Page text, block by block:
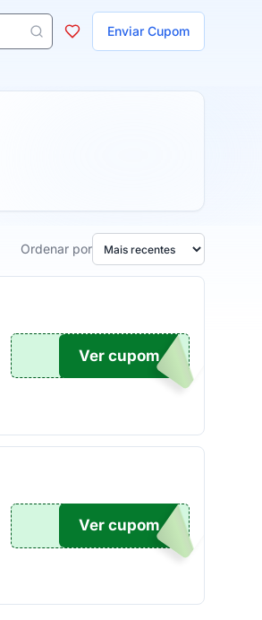
Enviar Cupom
Ordenar por
UPOM
Ver cupom
TICO
Ver cupom